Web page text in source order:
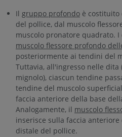
Il gruppo profondo è costituito
del pollice, dal muscolo
muscolo pronatore quadrato.
muscolo flessore profondo
posteriormente ai tendini del
Tuttavia, all'ingresso nelle dita
mignolo), ciascun tendine
tendine del muscolo
faccia anteriore della base
Analogamente, il muscolo
inserisce sulla faccia
distale del pollice.